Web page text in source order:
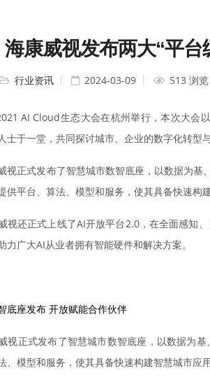
康威视发布两大“平台
行业资讯 2024-03-09 513 浏览
AI Cloud生态大会在杭州举行，本次大会
士于一堂，共同探讨城市、企业的数字化转型与
视正式发布了智慧城市数智底座，以数据为基
供平台、算法、模型和服务，使其具备快速构
视还正式上线了AI开放平台2.0，在全面感知
力广大AI从业者拥有智能硬件和解决方案。
底座发布 开放赋能合作伙伴
视正式发布了智慧城市数智底座，以数据为
、模型和服务，使其具备快速构建智慧城市应用